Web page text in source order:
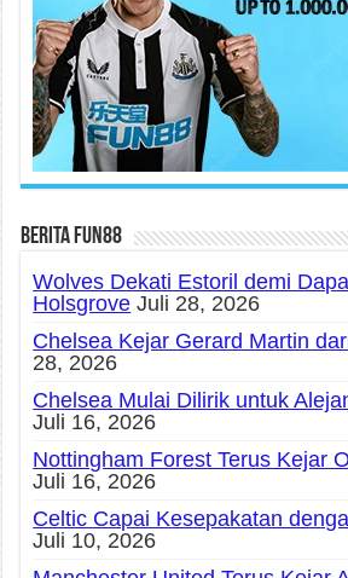
Berita fun88
Wolves Dekati Estoril demi
Holsgrove Juli 28, 2026
Chelsea Kejar Gerard Martin
28, 2026
Chelsea Mulai Dilirik untuk
Juli 16, 2026
Nottingham Forest Terus Kejar
Juli 16, 2026
Celtic Capai Kesepakatan
Juli 10, 2026